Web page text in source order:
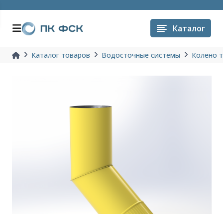
Каталог
Каталог товаров Водосточные системы Колено